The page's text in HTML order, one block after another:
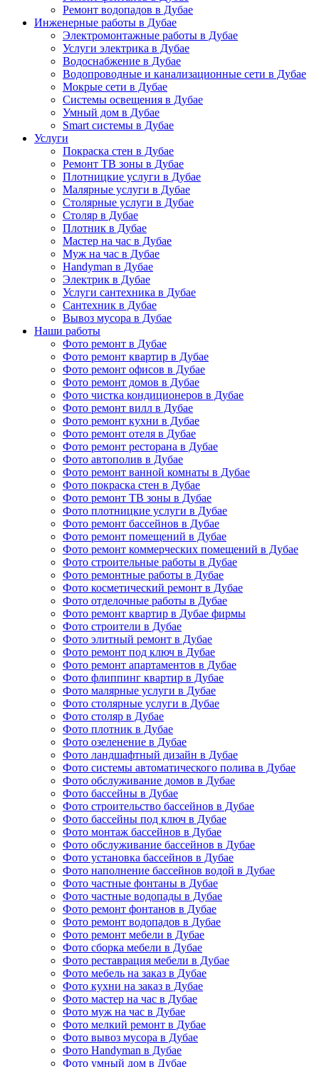
Ремонт водопадов в Дубае
Инженерные работы в Дубае
Электромонтажные работы в Дубае
Услуги электрика в Дубае
Водоснабжение в Дубае
Водопроводные и канализационные сети в Дубае
Мокрые сети в Дубае
Системы освещения в Дубае
Умный дом в Дубае
Smart системы в Дубае
Услуги
Покраска стен в Дубае
Ремонт ТВ зоны в Дубае
Плотницкие услуги в Дубае
Малярные услуги в Дубае
Столярные услуги в Дубае
Столяр в Дубае
Плотник в Дубае
Мастер на час в Дубае
Муж на час в Дубае
Handyman в Дубае
Электрик в Дубае
Услуги сантехника в Дубае
Сантехник в Дубае
Вывоз мусора в Дубае
Наши работы
Фото ремонт в Дубае
Фото ремонт квартир в Дубае
Фото ремонт офисов в Дубае
Фото ремонт домов в Дубае
Фото чистка кондиционеров в Дубае
Фото ремонт вилл в Дубае
Фото ремонт кухни в Дубае
Фото ремонт отеля в Дубае
Фото ремонт ресторана в Дубае
Фото автополив в Дубае
Фото ремонт ванной комнаты в Дубае
Фото покраска стен в Дубае
Фото ремонт ТВ зоны в Дубае
Фото плотницкие услуги в Дубае
Фото ремонт бассейнов в Дубае
Фото ремонт помещений в Дубае
Фото ремонт коммерческих помещений в Дубае
Фото строительные работы в Дубае
Фото ремонтные работы в Дубае
Фото косметический ремонт в Дубае
Фото отделочные работы в Дубае
Фото ремонт квартир в Дубае фирмы
Фото строители в Дубае
Фото элитный ремонт в Дубае
Фото ремонт под ключ в Дубае
Фото ремонт апартаментов в Дубае
Фото флиппинг квартир в Дубае
Фото малярные услуги в Дубае
Фото столярные услуги в Дубае
Фото столяр в Дубае
Фото плотник в Дубае
Фото озеленение в Дубае
Фото ландшафтный дизайн в Дубае
Фото системы автоматического полива в Дубае
Фото обслуживание домов в Дубае
Фото бассейны в Дубае
Фото строительство бассейнов в Дубае
Фото бассейны под ключ в Дубае
Фото монтаж бассейнов в Дубае
Фото обслуживание бассейнов в Дубае
Фото установка бассейнов в Дубае
Фото наполнение бассейнов водой в Дубае
Фото частные фонтаны в Дубае
Фото частные водопады в Дубае
Фото ремонт фонтанов в Дубае
Фото ремонт водопадов в Дубае
Фото ремонт мебели в Дубае
Фото сборка мебели в Дубае
Фото реставрация мебели в Дубае
Фото мебель на заказ в Дубае
Фото кухни на заказ в Дубае
Фото мастер на час в Дубае
Фото муж на час в Дубае
Фото мелкий ремонт в Дубае
Фото вывоз мусора в Дубае
Фото Handyman в Дубае
Фото умный дом в Дубае